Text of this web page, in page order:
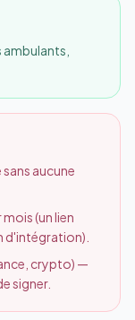
aucune
(un lien
d'intégration).
crypto) —
signer.